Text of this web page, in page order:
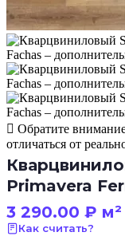
Обратите
отличаться от
Primavera
3 290.00 ₽ м²
Как считать?